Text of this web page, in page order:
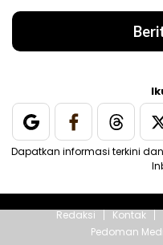
Dapatkan informasi terkini
Redaksi Kontak
Pedoman